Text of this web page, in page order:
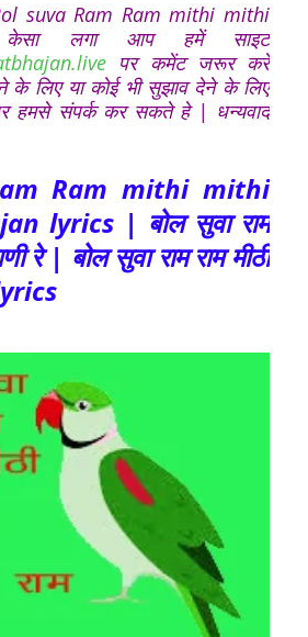
suva Ram Ram mithi mithi
लगा आप हमें साइट
पर कमेंट जरूर करे
लिए या कोई भी सुझाव देने के लिए
हमसे संपर्क कर सकते हे | धन्यवाद
Ram mithi mithi
lyrics | बोल सुवा राम
रे | बोल सुवा राम राम मीठी